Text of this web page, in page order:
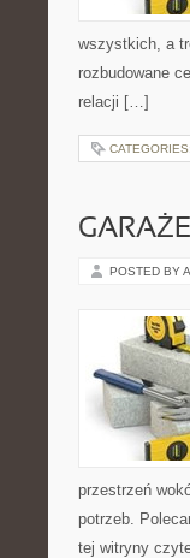
wszystkich, a
rozbudowane
relacji […]
CATEGORIES:
POSTED BY
przestrzeń
potrzeb.
tej witryny